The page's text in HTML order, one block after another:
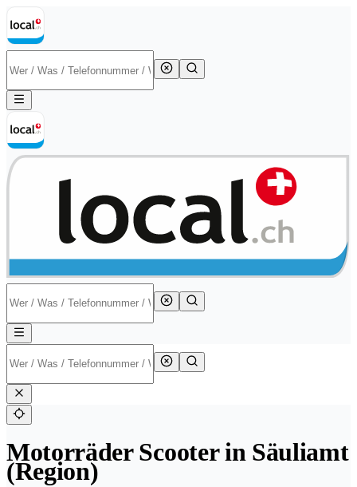
Motorräder Scooter in Säuliamt
(Region)